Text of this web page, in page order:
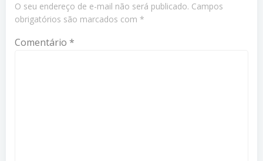
O seu endereço de e-mail não será publicado. Campos
obrigatórios são marcados com *
Comentário *